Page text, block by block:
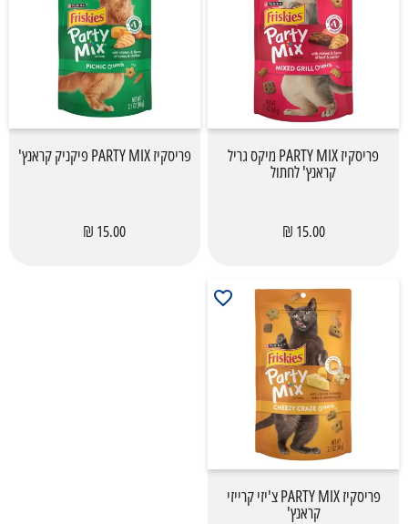
פריסקיז PARTY MIX מיקס גריל
קראנץ' לחתול
15.00 ₪
פריסקיז PARTY MIX פיקניק קראנץ'
15.00 ₪
פריסקיז PARTY MIX צ'יזי קרייזי
קראנץ'